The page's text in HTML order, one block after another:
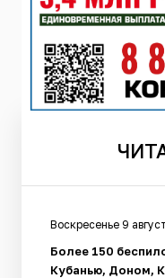
Воскресенье 9
Более 150
Кубанью, Доном,